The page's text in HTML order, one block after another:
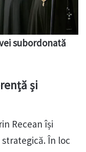
subordonată
și
Recean își
În loc